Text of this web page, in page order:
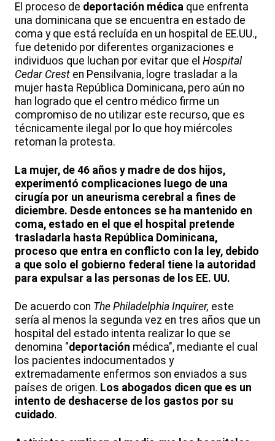
El proceso de deportación médica que enfrenta
una dominicana que se encuentra en estado de
coma y que está recluída en un hospital de EE.UU.,
fue detenido por diferentes organizaciones e
individuos que luchan por evitar que el Hospital
Cedar Crest en Pensilvania, logre trasladar a la
mujer hasta República Dominicana, pero aún no
han logrado que el centro médico firme un
compromiso de no utilizar este recurso, que es
técnicamente ilegal por lo que hoy miércoles
retoman la protesta.
La mujer, de 46 años y madre de dos hijos,
experimentó complicaciones luego de una
cirugía por un aneurisma cerebral a fines de
diciembre. Desde entonces se ha mantenido en
coma, estado en el que el hospital pretende
trasladarla hasta República Dominicana,
proceso que entra en conflicto con la ley, debido
a que solo el gobierno federal tiene la autoridad
para expulsar a las personas de los EE. UU.
De acuerdo con The Philadelphia Inquirer, este
sería al menos la segunda vez en tres años que un
hospital del estado intenta realizar lo que se
denomina "deportación médica", mediante el cual
los pacientes indocumentados y
extremadamente enfermos son enviados a sus
países de origen. Los abogados dicen que es un
intento de deshacerse de los gastos por su
cuidado.